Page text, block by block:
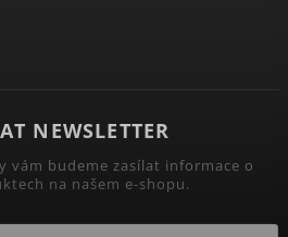
NEWSLETTER
vám budeme zasílat informace o
na našem e-shopu.